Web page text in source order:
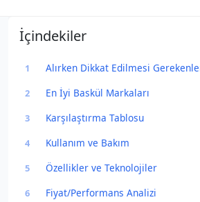
İçindekiler
1 Alırken Dikkat Edilmesi
2 En İyi Baskül Markaları
3 Karşılaştırma Tablosu
4 Kullanım ve Bakım
5 Özellikler ve Teknolojiler
6 Fiyat/Performans Analizi